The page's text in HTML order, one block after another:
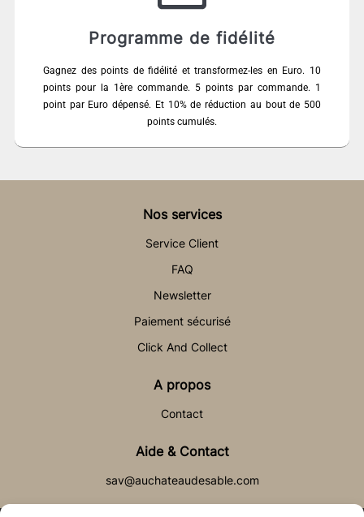
Programme de fidélité
Gagnez des points de fidélité et transformez-les en Euro. 10
points pour la 1ère commande. 5 points par commande. 1
point par Euro dépensé. Et 10% de réduction au bout de 500
points cumulés.
Nos services
Service Client
FAQ
Newsletter
Paiement sécurisé
Click And Collect
A propos
Contact
Aide & Contact
sav@auchateaudesable.com